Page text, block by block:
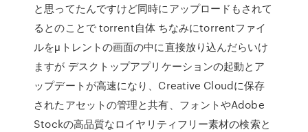
と思ってたんですけど同時にアップロードもされて
るとのことで torrent自体 ちなみにtorrentファイ
ルをμトレントの画面の中に直接放り込んだらいけ
ますが デスクトップアプリケーションの起動とア
ップデートが高速になり、Creative Cloudに保存
されたアセットの管理と共有、フォントやAdobe
Stockの高品質なロイヤリティフリー素材の検索と